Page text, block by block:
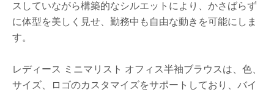
スしていながら構築的なシルエットにより、かさばらず
に体型を美しく見せ、勤務中も自由な動きを可能にしま
す。
レディース ミニマリスト オフィス半袖ブラウスは、色、
サイズ、ロゴのカスタマイズをサポートしており、バイ